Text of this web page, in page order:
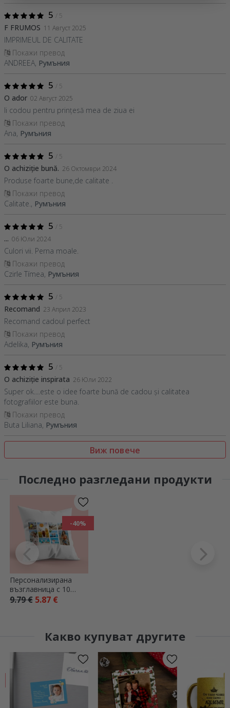
5 / 5
F FRUMOS 11 Август 2025
IMPRIMEUL DE CALITATE
Покажи превод
ANDREEA, Румъния
5 / 5
O ador 02 Август 2025
Ii codou pentru prințesă mea de ziua ei
Покажи превод
Ana, Румъния
5 / 5
O achiziție bună. 26 Октомври 2024
Produse foarte bune,de calitate .
Покажи превод
Calitate., Румъния
5 / 5
... 06 Юли 2024
Culori vii. Perna moale.
Покажи превод
Czirle Tímea, Румъния
5 / 5
Recomand 23 Април 2023
Recomand cadoul perfect
Покажи превод
Adelika, Румъния
5 / 5
O achiziție inspirata 26 Юли 2022
Super ok....este o idee foarte bună de cadou și calitatea
fotografiilor este buna.
Покажи превод
Buta Liliana, Румъния
Виж повече
Последно разгледани продукти
-40%
Персонализирана
възглавница с 10
снимки
9.79 € 5.87 €
Какво купуват другите